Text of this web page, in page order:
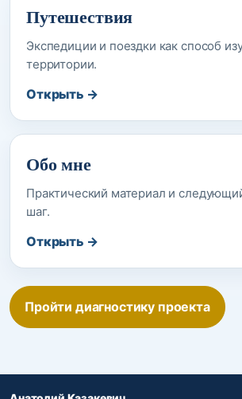
Путешествия
Экспедиции и поездки как способ
территории.
Открыть →
Обо мне
Практический материал и
шаг.
Открыть →
Пройти диагностику проекта